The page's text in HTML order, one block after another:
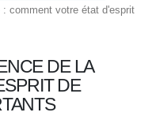
comment votre état d'esprit
DE LA
DE